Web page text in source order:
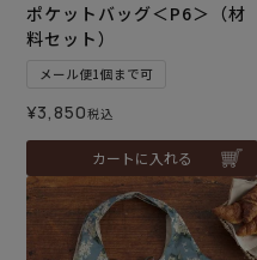
ポケットバッグ＜P6＞（材
料セット）
メール便1個まで可
¥3,850税込
カートに入れる